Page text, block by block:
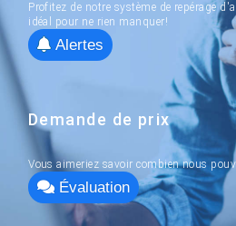
Profitez de notre système de repérage
idéal pour ne rien manquer!
Alertes
Demande de prix
Vous aimeriez savoir combien nous
Évaluation